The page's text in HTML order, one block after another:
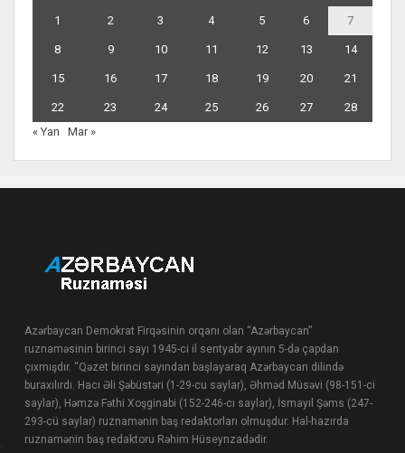
1 2 3 4 5 6 7
8 9 10 11 12 13 14
15 16 17 18 19 20 21
22 23 24 25 26 27
28
« Yan
Mar »
Azərbaycan Demokrat Firqəsinin orqanı olan “Azərbaycan”
ruznaməsinin birinci sayı 1945-ci il sentyabr ayının 5-də çapdan
çıxmışdır. “Qəzet birinci sayından başlayaraq Azərbaycan dilində
buraxılırdı. Hacı Əli Şəbüstəri (1-29-cu saylar), Əhməd Müsəvi (98-151-ci
saylar), Həmzə Fəthi Xoşginabi (152-246-cı saylar), İsmayıl Şəms (247-
293-cü saylar) ruznamənin baş redaktorları olmuşdur. Hal-hazırda
ruznamənin baş redaktoru Rəhim Hüseynzadədir.